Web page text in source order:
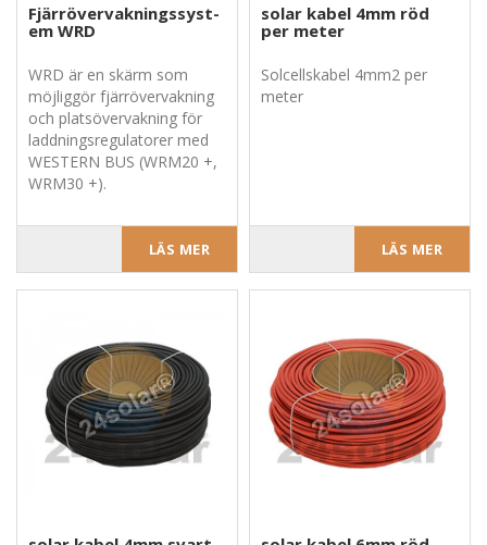
F­j­ä­r­r­ö­v­e­r­v­a­k­n­i­n­g­s­s­y­s­t­
e­m WRD
WRD är en skärm som
möjliggör fjärrövervakning
och platsövervakning för
laddningsregulatorer med
WESTERN BUS (WRM20 +,
WRM30 +).
LÄS MER
solar kabel 4mm röd
per meter
Solcellskabel 4mm2 per
meter
LÄS MER